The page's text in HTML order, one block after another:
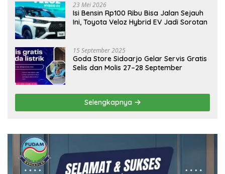
23 Mei 2026
Isi Bensin Rp100 Ribu Bisa Jalan Sejauh
Ini, Toyota Veloz Hybrid EV Jadi Sorotan
15 September 2025
Goda Store Sidoarjo Gelar Servis Gratis
Selis dan Molis 27–28 September
Selengkapnya